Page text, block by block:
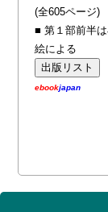
(全605ページ)
■ 第１部前半
絵による
ebookjapan